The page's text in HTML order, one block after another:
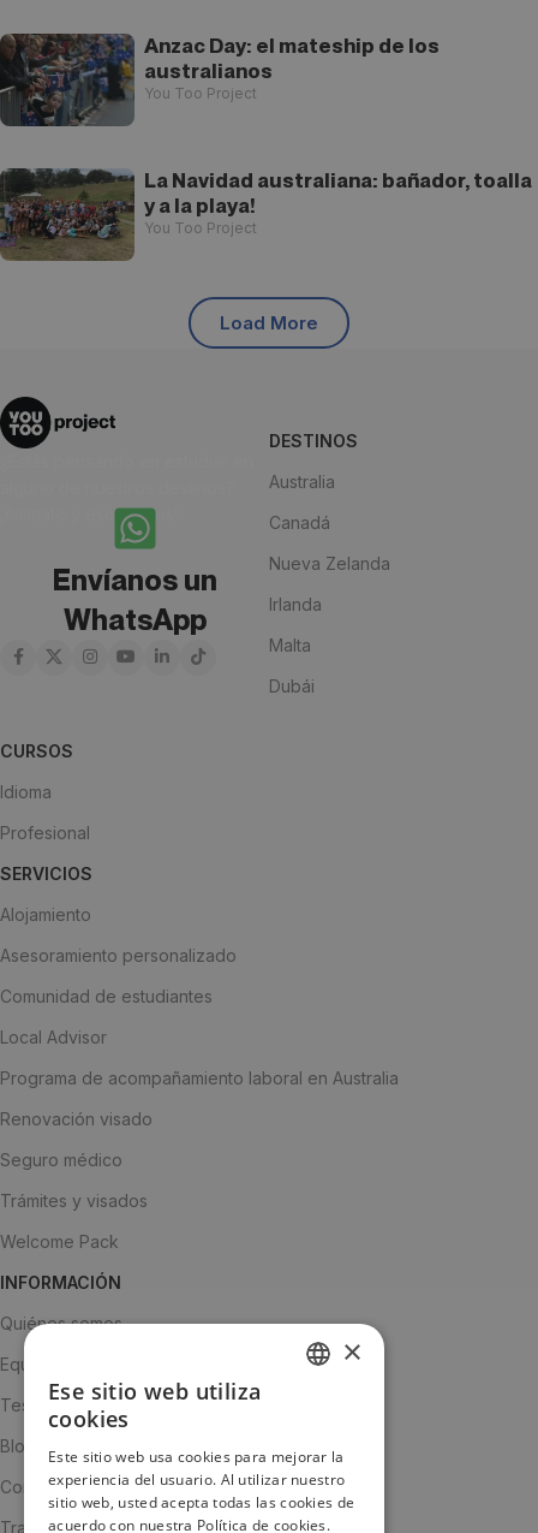
Anzac Day: el mateship de los
australianos
You Too Project
La Navidad australiana: bañador, toalla
y a la playa!
You Too Project
Load More
¡Anímate y escríbenos!
Envíanos un
WhatsApp
DESTINOS
Australia
Canadá
Nueva Zelanda
Irlanda
Malta
Dubái
CURSOS
Idioma
Profesional
SERVICIOS
Alojamiento
Asesoramiento personalizado
Comunidad de estudiantes
Local Advisor
Programa de acompañamiento laboral en Australia
Renovación visado
Seguro médico
Trámites y visados
Welcome Pack
INFORMACIÓN
Quiénes somos
Equipo
Testimonios
Blog
Contacto
Trabaja con nosotros
JA
×
Ese sitio web utiliza
cookies
Este sitio web usa cookies para mejorar la
experiencia del usuario. Al utilizar nuestro
sitio web, usted acepta todas las cookies de
acuerdo con nuestra Política de cookies.